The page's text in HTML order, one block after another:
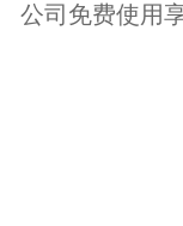
公司免费使用